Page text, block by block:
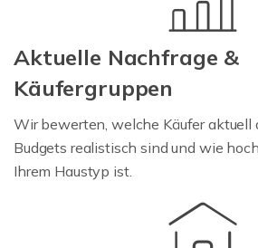
Aktuelle Nachfrage &
Käufergruppen
Wir bewerten, welche Käufer aktuell
Budgets realistisch sind und wie
Ihrem Haustyp ist.